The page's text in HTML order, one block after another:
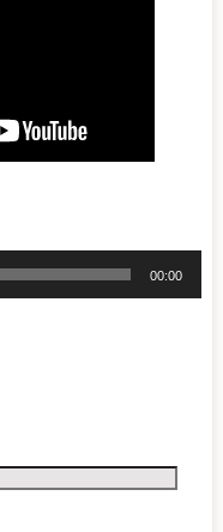
00:00